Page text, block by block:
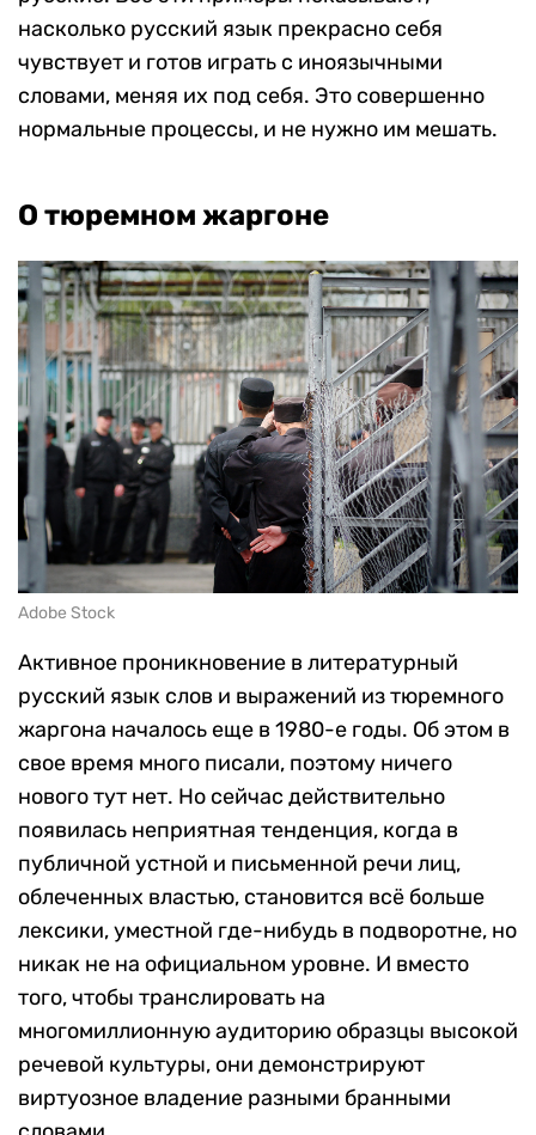
насколько русский язык прекрасно себя
чувствует и готов играть с иноязычными
словами, меняя их под себя. Это совершенно
нормальные процессы, и не нужно им мешать.
О тюремном жаргоне
Adobe Stock
Активное проникновение в литературный
русский язык слов и выражений из тюремного
жаргона началось еще в 1980-е годы. Об этом в
свое время много писали, поэтому ничего
нового тут нет. Но сейчас действительно
появилась неприятная тенденция, когда в
публичной устной и письменной речи лиц,
облеченных властью, становится всё больше
лексики, уместной где-нибудь в подворотне, но
никак не на официальном уровне. И вместо
того, чтобы транслировать на
многомиллионную аудиторию образцы высокой
речевой культуры, они демонстрируют
виртуозное владение разными бранными